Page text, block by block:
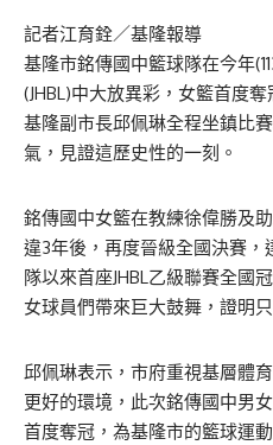
記者江育銓／基隆報導
基隆市銘傳國中籃球隊在今年
(JHBL)中大放異彩，女籃首度
基隆副市長邱佩琳全程坐鎮比
氣，見證這歷史性的一刻。
銘傳國中女籃在教練徐偉勝及
違3年後，再度晉級全國決賽
隊以來首座JHBL乙級聯賽全國
女球員們帶來巨大鼓舞，證明
邱佩琳表示，市府重視基層體
更好的環境，此次銘傳國中男
首度奪冠，為基隆市的籃球運